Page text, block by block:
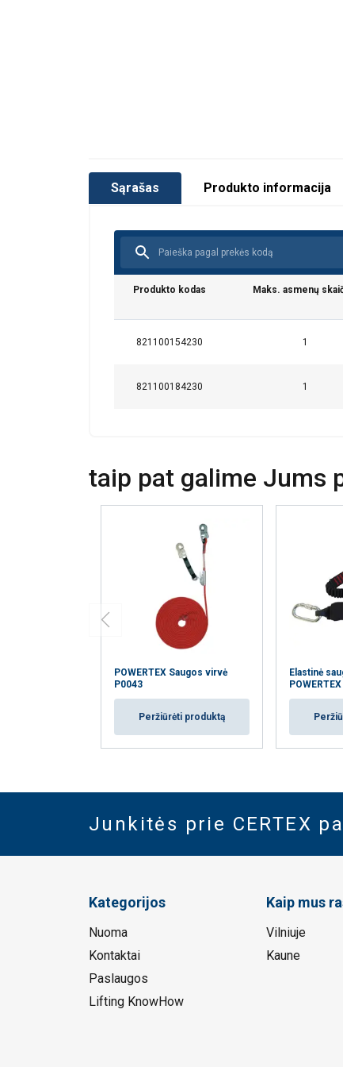
Sąrašas Produkto informacija
Produkto kodas Maks. asmenų
821100154230 1
821100184230 1
taip pat galime Jums
POWERTEX Saugos virvė
P0043
Peržiūrėti produktą
Elastinė
Junkitės prie CERTEX
Kategorijos
Nuoma
Kontaktai
Paslaugos
Lifting KnowHow
Kaip mus
Vilniuje
Kaune